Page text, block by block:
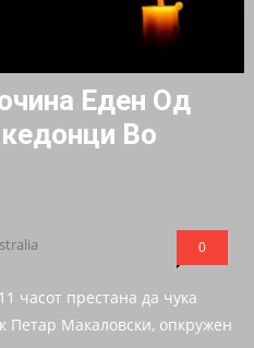
Еден Од
Во
0
часот престана да чука
Петар Макаловски, опкружен